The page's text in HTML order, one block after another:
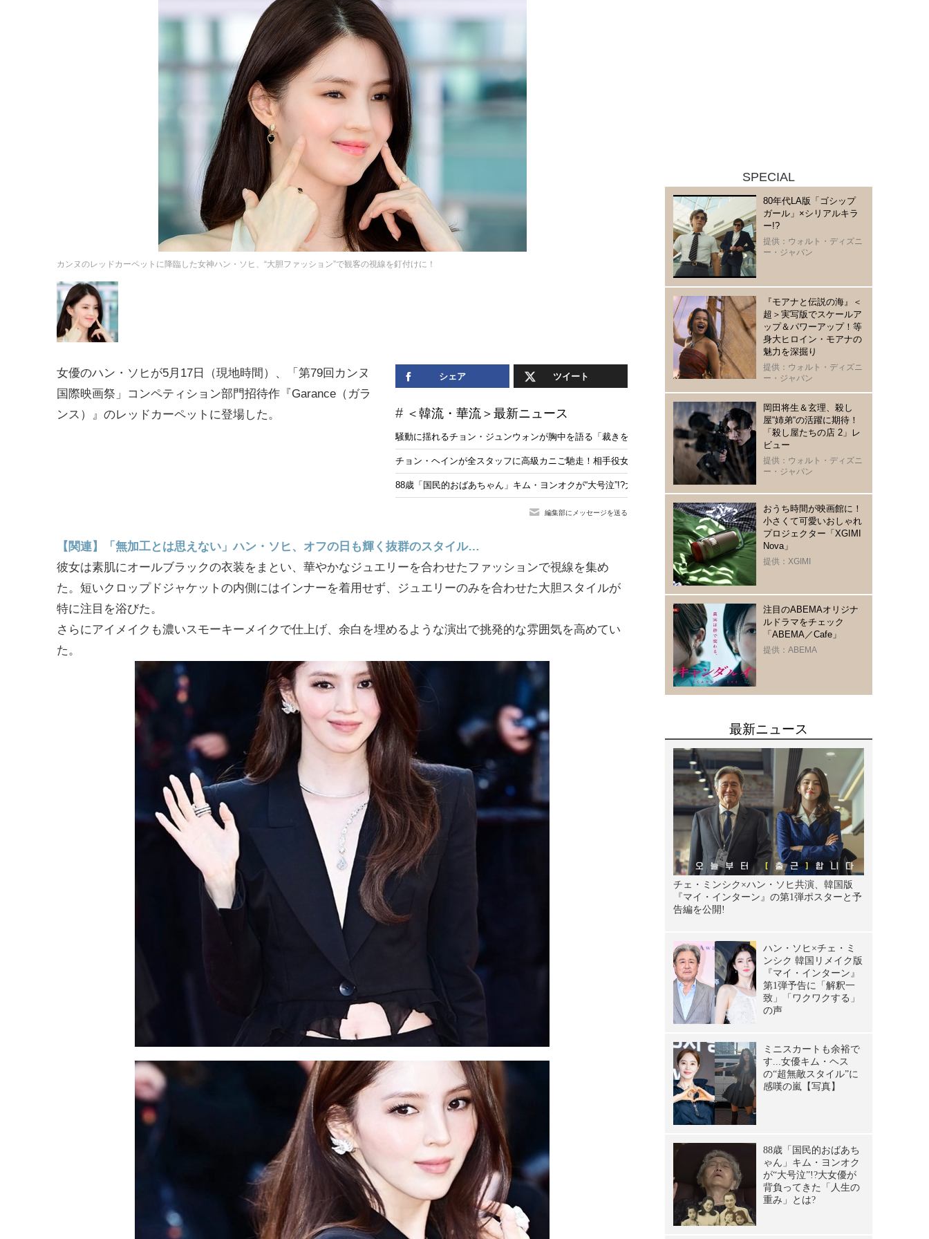
カンヌのレッドカーペットに降臨した女神ハン・ソヒ、“大胆ファッション”で観客の視線を釘付けに！
シェア ツイート
＜韓流・華流＞最新ニュース
騒動に揺れるチョン・ジュンウォンが胸中を語る「裁きを受けるようだった…」
チョン・ヘインが全スタッフに高級カニご馳走！相手役女優の“暴露”に心温まる
88歳「国民的おばあちゃん」キム・ヨンオクが“大号泣”!?大女優が背負ってきた「人生の重み」とは？
編集部にメッセージを送る
女優のハン・ソヒが5月17日（現地時間）、「第79回カンヌ
国際映画祭」コンペティション部門招待作『Garance（ガラ
ンス）』のレッドカーペットに登場した。
【関連】「無加工とは思えない」ハン・ソヒ、オフの日も輝く抜群のスタイル…
彼女は素肌にオールブラックの衣装をまとい、華やかなジュエリーを合わせたファッションで視線を集め
た。短いクロップドジャケットの内側にはインナーを着用せず、ジュエリーのみを合わせた大胆スタイルが
特に注目を浴びた。
さらにアイメイクも濃いスモーキーメイクで仕上げ、余白を埋めるような演出で挑発的な雰囲気を高めてい
た。
SPECIAL
80年代LA版「ゴシップ
ガール」×シリアルキラ
ー!?
提供：ウォルト・ディズニ
ー・ジャパン
『モアナと伝説の海』＜
超＞実写版でスケールア
ップ＆パワーアップ！等
身大ヒロイン・モアナの
魅力を深掘り
提供：ウォルト・ディズニ
ー・ジャパン
岡田将生＆玄理、殺し
屋“姉弟“の活躍に期待！
「殺し屋たちの店 2」レ
ビュー
提供：ウォルト・ディズニ
ー・ジャパン
おうち時間が映画館に！
小さくて可愛いおしゃれ
プロジェクター「XGIMI
Nova」
提供：XGIMI
注目のABEMAオリジナ
ルドラマをチェック
「ABEMA／Cafe」
提供：ABEMA